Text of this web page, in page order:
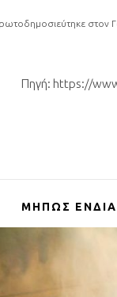
στον
Πηγή: https://
ΜΉΠΩΣ